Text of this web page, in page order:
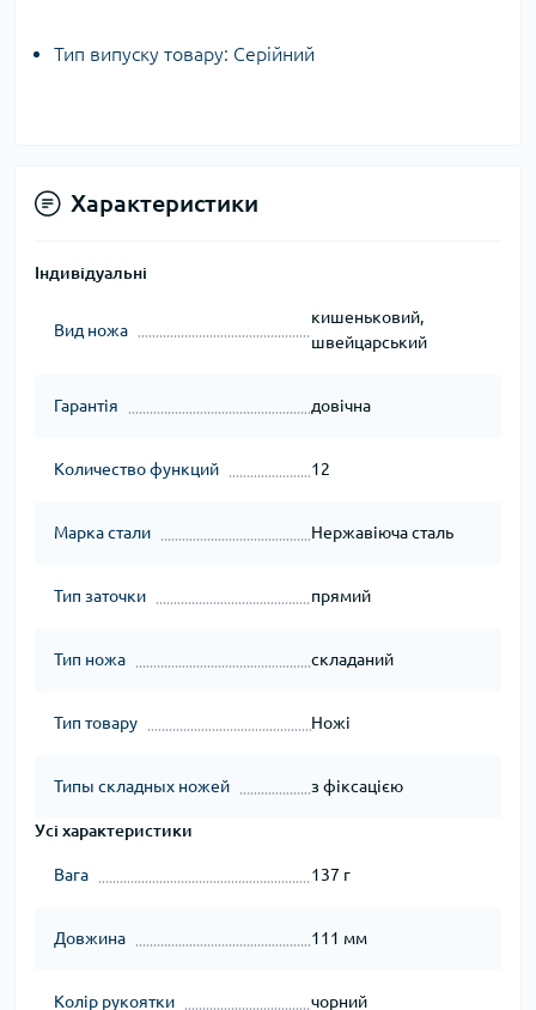
Тип випуску товару: Серійний
Характеристики
Індивідуальні
Вид ножа
кишеньковий,
швейцарський
Гарантія довічна
Количество функций 12
Марка стали Нержавіюча сталь
Тип заточки прямий
Тип ножа складаний
Тип товару Ножі
Типы складных ножей з фіксацією
Усі характеристики
Вага 137 г
Довжина 111 мм
Колір рукоятки чорний